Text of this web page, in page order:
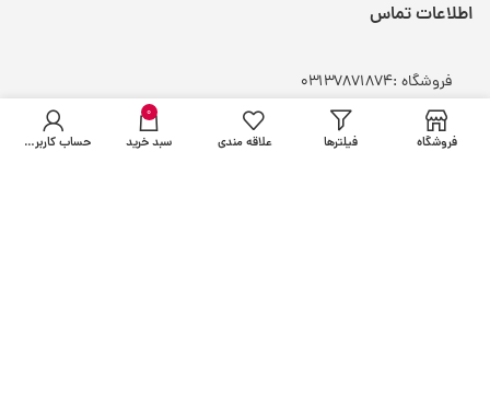
اطلاعات تماس
فروشگاه :03137871874
واتساپ : 0 9132134404
انبار : 0
9100151453
ایمیل : info@hamdarddaru.com
فروشگاه فیلترها علاقه مندی
0
سبد خرید حساب کاربری من